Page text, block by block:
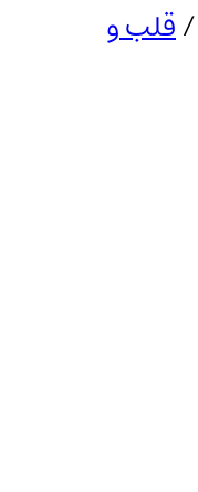
/قلب و